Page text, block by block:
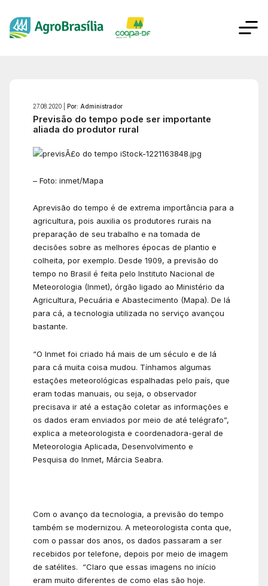
27.08.2020 | Por: Administrador
Previsão do tempo pode ser importante
aliada do produtor rural
– Foto: inmet/Mapa
Aprevisão do tempo é de extrema importância para a
agricultura, pois auxilia os produtores rurais na
preparação de seu trabalho e na tomada de
decisões sobre as melhores épocas de plantio e
colheita, por exemplo. Desde 1909, a previsão do
tempo no Brasil é feita pelo Instituto Nacional de
Meteorologia (Inmet), órgão ligado ao Ministério da
Agricultura, Pecuária e Abastecimento (Mapa). De lá
para cá, a tecnologia utilizada no serviço avançou
bastante.
“O Inmet foi criado há mais de um século e de lá
para cá muita coisa mudou. Tínhamos algumas
estações meteorológicas espalhadas pelo país, que
eram todas manuais, ou seja, o observador
precisava ir até a estação coletar as informações e
os dados eram enviados por meio de até telégrafo”,
explica a meteorologista e coordenadora-geral de
Meteorologia Aplicada, Desenvolvimento e
Pesquisa do Inmet, Márcia Seabra.
Com o avanço da tecnologia, a previsão do tempo
também se modernizou. A meteorologista conta que,
com o passar dos anos, os dados passaram a ser
recebidos por telefone, depois por meio de imagem
de satélites. “Claro que essas imagens no início
eram muito diferentes de como elas são hoje.